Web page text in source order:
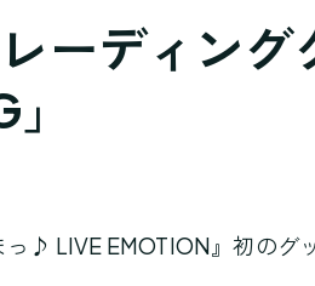
ーディング
っ♪ LIVE EMOTION』初のグ